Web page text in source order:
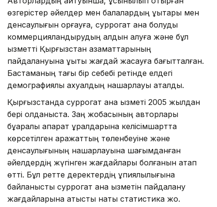
өзгерістер әйелдер мен балалардың құқықтары мен
денсаулығын қорғауға, суррогат ана болуды
коммерцияландырудың алдын алуға және бұл
қызметті Қырғызстан азаматтарының
пайдалануына құқықтық жағдай жасауға бағытталған.
Бастаманың тағы бір себебі ретінде елдегі
демографиялық ахуалдың нашарлауы аталды.
Қырғызстанда суррогат ана қызметі 2005 жылдан
бері қолданыста. Заң жобасының авторлары
бұқаралық ақпарат құралдарына келісімшартта
көрсетілген қаражаттың төленбеуіне және
денсаулығының нашарлауына шағымданған
әйелдердің жүгінген жағдайлары болғанын атап
өтті. Бұл ретте деректердің құпиялылығына
байланысты суррогат ана қызметін пайдалану
жағдайларына қатысты нақты статистика жоқ.